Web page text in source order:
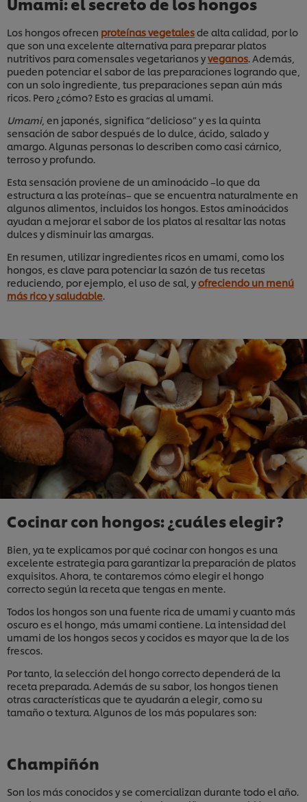
Los hongos ofrecen proteínas vegetalesde alta calidad, por lo
que son una excelente alternativa para preparar platos
nutritivos para comensales vegetarianos yveganos . Además,
pueden potenciar el sabor de las preparaciones logrando que,
con un solo ingrediente, tus preparaciones sepan aún más
ricos. Pero ¿cómo? Esto es gracias al umami.
Umami, en japonés, significa “delicioso” y es la quinta
sensación de sabor después de lo dulce, ácido, salado y
amargo. Algunas personas lo describen como casi cárnico,
terroso y profundo.
Esta sensación proviene de un aminoácido –lo que da
estructura a las proteínas– que se encuentra naturalmente en
algunos alimentos, incluidos los hongos. Estos aminoácidos
ayudan a mejorar el sabor de los platos al resaltar las notas
dulces y disminuir las amargas.
En resumen, utilizar ingredientes ricos en umami, como los
hongos, es clave para potenciar la sazón de tus recetas
reduciendo, por ejemplo, el uso de sal, yofreciendo un menú
más rico y saludable
Cocinar con hongos: ¿cuáles elegir?
Bien, ya te explicamos por qué cocinar con hongos es una
excelente estrategia para garantizar la preparación de platos
exquisitos. Ahora, te contaremos cómo elegir el hongo
correcto según la receta que tengas en mente.
Todos los hongos son una fuente rica de umami y cuanto más
oscuro es el hongo, más umami contiene. La intensidad del
umami de los hongos secos y cocidos es mayor que la de los
frescos.
Por tanto, la selección del hongo correcto dependerá de la
receta preparada. Además de su sabor, los hongos tienen
otras características que te ayudarán a elegir, como su
tamaño o textura. Algunos de los más populares son:
Champiñón
Son los más conocidos y se comercializan durante todo el año.